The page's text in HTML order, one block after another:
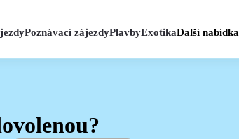
Poznávací zájezdyPlavbyExotikaDalší nabídka